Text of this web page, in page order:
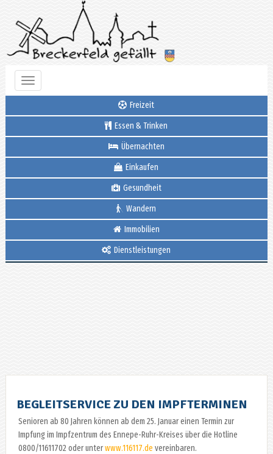
Toggle
navigation
Freizeit
Essen & Trinken
Übernachten
Einkaufen
Gesundheit
Wandern
Immobilien
Dienstleistungen
BEGLEITSERVICE ZU DEN IMPFTERMINEN
Senioren ab 80 Jahren können ab dem 25. Januar einen Termin zur
Impfung im Impfzentrum des Ennepe-Ruhr-Kreises über die Hotline
0800/11611702 oder unterwww.116117.de vereinbaren.